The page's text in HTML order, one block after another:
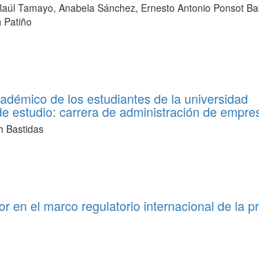
Tamayo, Anabela Sánchez, Ernesto Antonio Ponsot
Patiño
de los estudiantes de la universidad
estudio: carrera de administración de
Bastidas
en el marco regulatorio internacional de la